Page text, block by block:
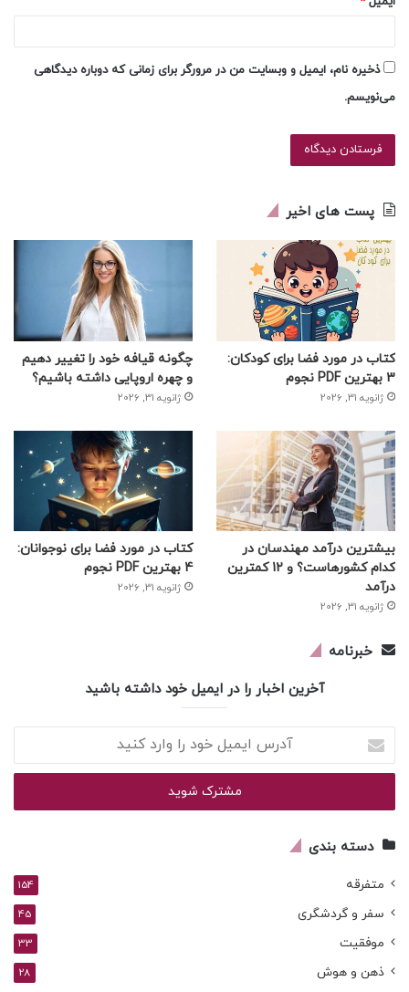
ذخیره نام، ایمیل و وبسایت من در مرورگر برای زمانی که دوباره دیدگاهی
می‌نویسم.
پست های اخیر
کتاب در مورد فضا برای کودکان:
3 بهترین PDF نجوم
ژانویه 31, 2026
چگونه قیافه خود را تغییر دهیم
و چهره اروپایی داشته باشیم؟
ژانویه 31, 2026
بیشترین درآمد مهندسان در
کدام کشورهاست؟ و 12 کمترین
درآمد
ژانویه 31, 2026
کتاب در مورد فضا برای نوجوانان:
4 بهترین PDF نجوم
ژانویه 31, 2026
خبرنامه
آخرین اخبار را در ایمیل خود داشته باشید
ایمیل
خود
وارد
دسته بندی
متفرقه 154
سفر و گردشگری 45
موفقیت 33
ذهن و هوش 28